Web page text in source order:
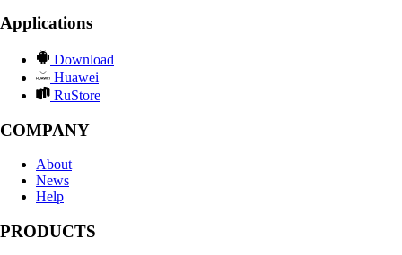
Applications
Download
Huawei
RuStore
COMPANY
About
News
Help
PRODUCTS